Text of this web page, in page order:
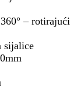
– rotirajući
sijalice